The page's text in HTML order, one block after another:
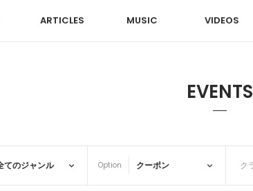
ARTICLES MUSIC VIDEOS
EVENTS
Option